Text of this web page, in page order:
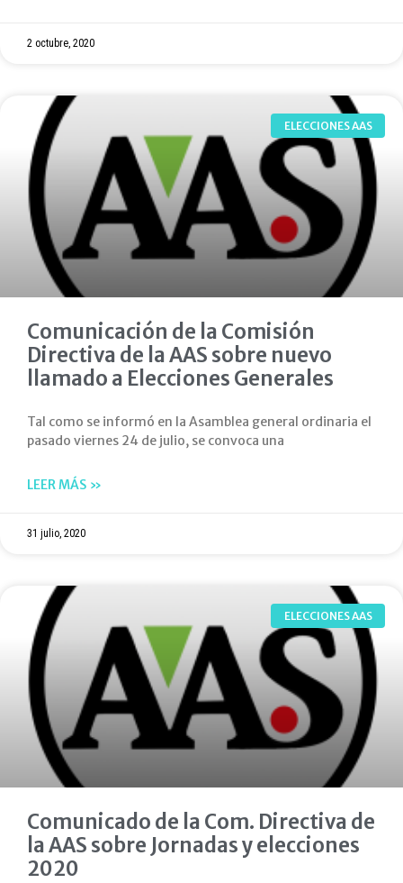
2 octubre, 2020
ELECCIONES AAS
Comunicación de la Comisión
Directiva de la AAS sobre nuevo
llamado a Elecciones Generales
Tal como se informó en la Asamblea general ordinaria el
pasado viernes 24 de julio, se convoca una
LEER MÁS »
31 julio, 2020
ELECCIONES AAS
Comunicado de la Com. Directiva de
la AAS sobre Jornadas y elecciones
2020